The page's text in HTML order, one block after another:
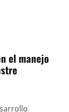
el manejo